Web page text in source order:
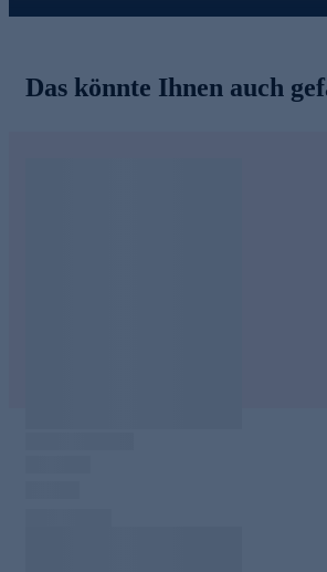
Das könnte Ihnen auch